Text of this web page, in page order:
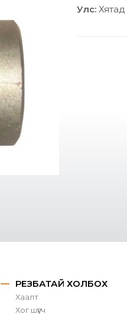
Улс: Хятад
РЕЗБАТАЙ ХОЛБОХ
Хаалт
Хог шүүгч